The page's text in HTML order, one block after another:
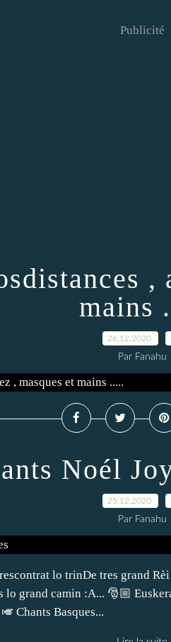
Publicité
,
mains
26.12.2020
Par Fanahu
Noél
25.12.2020
Par Fanahu
lo trinDe tres grand
lo grand camin :A... 🎅🏼
Chants Basques...